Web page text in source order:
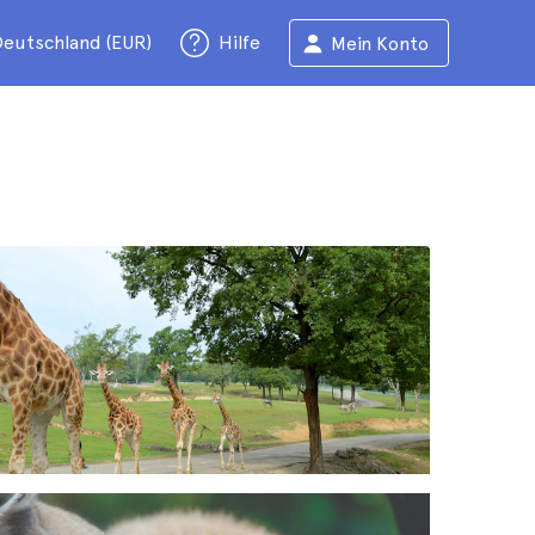
(EUR) Hilfe Mein Konto